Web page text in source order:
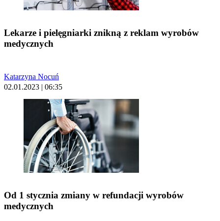
Lekarze i pielęgniarki znikną z reklam wyrobów
medycznych
Katarzyna Nocuń
02.01.2023 | 06:35
Od 1 stycznia zmiany w refundacji wyrobów
medycznych